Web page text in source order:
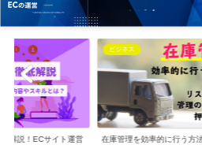
解説！ECサイト運営
ビジネス
在庫管理を効率的に行う方